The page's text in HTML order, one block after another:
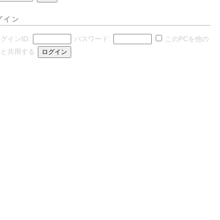
イン
インID: パスワード:
このPCを他の
共用する